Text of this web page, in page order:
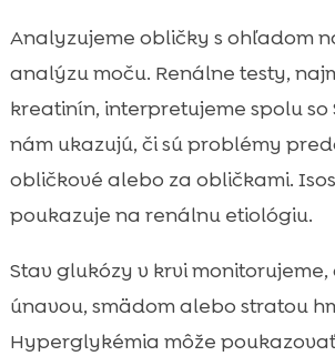
Analyzujeme obličky s ohľadom
analýzu moču. Renálne testy,
kreatinín, interpretujeme spolu so
nám ukazujú, či sú problémy
obličkové alebo za obličkami.
poukazuje na renálnu etiológiu.
Stav glukózy v krvi
únavou, smädom alebo stratou
Hyperglykémia môže